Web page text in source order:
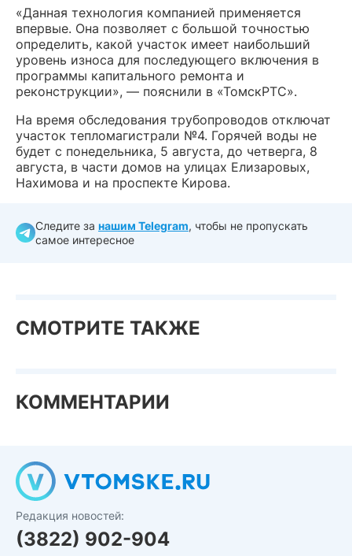
«Данная технология компанией применяется
впервые. Она позволяет с большой точностью
определить, какой участок имеет наибольший
уровень износа для последующего включения в
программы капитального ремонта и
реконструкции», — пояснили в «ТомскРТС».
На время обследования трубопроводов отключат
участок тепломагистрали №4. Горячей воды не
будет с понедельника, 5 августа, до четверга, 8
августа, в части домов на улицах Елизаровых,
Нахимова и на проспекте Кирова.
Следите за нашим Telegram, чтобы не пропускать
самое интересное
СМОТРИТЕ ТАКЖЕ
КОММЕНТАРИИ
Редакция новостей:
(3822) 902-904